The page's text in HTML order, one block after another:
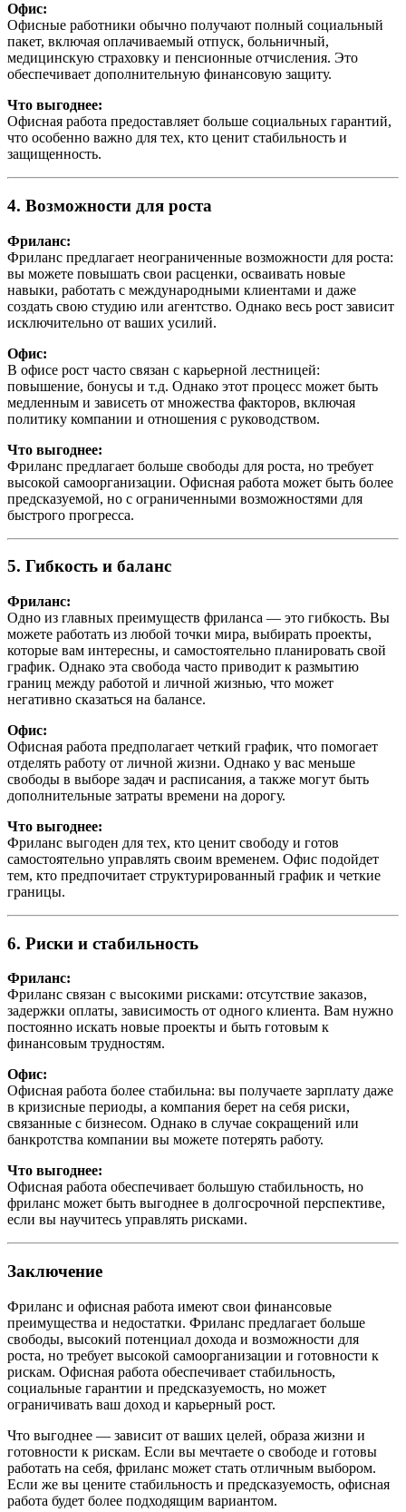
Офис:
Офисные работники обычно получают полный социальный
пакет, включая оплачиваемый отпуск, больничный,
медицинскую страховку и пенсионные отчисления. Это
обеспечивает дополнительную финансовую защиту.
Что выгоднее:
Офисная работа предоставляет больше социальных гарантий,
что особенно важно для тех, кто ценит стабильность и
защищенность.
4. Возможности для роста
Фриланс:
Фриланс предлагает неограниченные возможности для роста:
вы можете повышать свои расценки, осваивать новые
навыки, работать с международными клиентами и даже
создать свою студию или агентство. Однако весь рост зависит
исключительно от ваших усилий.
Офис:
В офисе рост часто связан с карьерной лестницей:
повышение, бонусы и т.д. Однако этот процесс может быть
медленным и зависеть от множества факторов, включая
политику компании и отношения с руководством.
Что выгоднее:
Фриланс предлагает больше свободы для роста, но требует
высокой самоорганизации. Офисная работа может быть более
предсказуемой, но с ограниченными возможностями для
быстрого прогресса.
5. Гибкость и баланс
Фриланс:
Одно из главных преимуществ фриланса — это гибкость. Вы
можете работать из любой точки мира, выбирать проекты,
которые вам интересны, и самостоятельно планировать свой
график. Однако эта свобода часто приводит к размытию
границ между работой и личной жизнью, что может
негативно сказаться на балансе.
Офис:
Офисная работа предполагает четкий график, что помогает
отделять работу от личной жизни. Однако у вас меньше
свободы в выборе задач и расписания, а также могут быть
дополнительные затраты времени на дорогу.
Что выгоднее:
Фриланс выгоден для тех, кто ценит свободу и готов
самостоятельно управлять своим временем. Офис подойдет
тем, кто предпочитает структурированный график и четкие
границы.
6. Риски и стабильность
Фриланс:
Фриланс связан с высокими рисками: отсутствие заказов,
задержки оплаты, зависимость от одного клиента. Вам нужно
постоянно искать новые проекты и быть готовым к
финансовым трудностям.
Офис:
Офисная работа более стабильна: вы получаете зарплату даже
в кризисные периоды, а компания берет на себя риски,
связанные с бизнесом. Однако в случае сокращений или
банкротства компании вы можете потерять работу.
Что выгоднее:
Офисная работа обеспечивает большую стабильность, но
фриланс может быть выгоднее в долгосрочной перспективе,
если вы научитесь управлять рисками.
Заключение
Фриланс и офисная работа имеют свои финансовые
преимущества и недостатки. Фриланс предлагает больше
свободы, высокий потенциал дохода и возможности для
роста, но требует высокой самоорганизации и готовности к
рискам. Офисная работа обеспечивает стабильность,
социальные гарантии и предсказуемость, но может
ограничивать ваш доход и карьерный рост.
Что выгоднее — зависит от ваших целей, образа жизни и
готовности к рискам. Если вы мечтаете о свободе и готовы
работать на себя, фриланс может стать отличным выбором.
Если же вы цените стабильность и предсказуемость, офисная
работа будет более подходящим вариантом.